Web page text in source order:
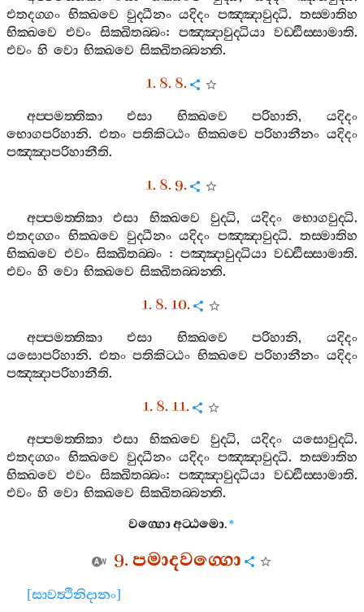
එතදග‍්ගං භික‍්ඛවෙ වුද‍්ධීනං යදිදං පඤ‍්ඤාවුද‍්ධි.තස‍්මාතිහ
භික‍්ඛවෙ
එවං සික‍්ඛිතබ‍්බං:පඤ‍්ඤාවුද‍්ධියා වඩ‍්ඪිස‍්සාමාති.
එවං හි වො භික‍්ඛවෙ සික‍්ඛිතබ‍්බන‍්ති.
1. 8. 8.
අප‍්පමත‍්තිකා එසා භික‍්ඛවෙ පරිහානි, යදිදං
භොගපරිහානි. එතං පතිකිට‍්ඨං භික‍්ඛවෙ පරිහානීනං යදිදං
පඤ‍්ඤාපරිහානීති.
1. 8. 9.
අප‍්පමත‍්තිකා එසා භික‍්ඛවෙ වුද‍්ධි, යදිදං භොගවුද‍්ධි.
එතදග‍්ගං භික‍්ඛවෙ වුද‍්ධීනං යදිදං පඤ‍්ඤාවුද‍්ධි.තස‍්මාතිහ
භික‍්ඛවෙ එවං සික‍්ඛිතබ‍්බං :පඤ‍්ඤාවුද‍්ධියා වඩ‍්ඪිස‍්සාමාති.
එවං හි වො භික‍්ඛවෙ සික‍්ඛිතබ‍්බන‍්ති.
1. 8. 10.
අප‍්පමත‍්තිකා එසා භික‍්ඛවෙ පරිහානි, යදිදං
යසොපරිහානි. එතං පතිකිට‍්ඨං භික‍්ඛවෙ පරිහානීනං යදිදං
පඤ‍්ඤාපරිහානීති.
1. 8. 11.
අප‍්පමත‍්තිකා එසා භික‍්ඛවෙ වුද‍්ධි, යදිදං යසොවුද‍්ධි.
එතදග‍්ගං භික‍්ඛවෙ වුද‍්ධීනං යදිදං පඤ‍්ඤාවුද‍්ධි.තස‍්මාතිහ
භික‍්ඛවෙ
එවං සික‍්ඛිතබ‍්බං:පඤ‍්ඤාවුද‍්ධියා වඩ‍්ඪිස‍්සාමාති.
එවං හි වො භික‍්ඛවෙ සික‍්ඛිතබ‍්බන‍්ති.
වග‍්ගොඅට‍්ඨමො.*
9.පමාදවග‍්ගො
[සාවත්‍ථිනිදානං]